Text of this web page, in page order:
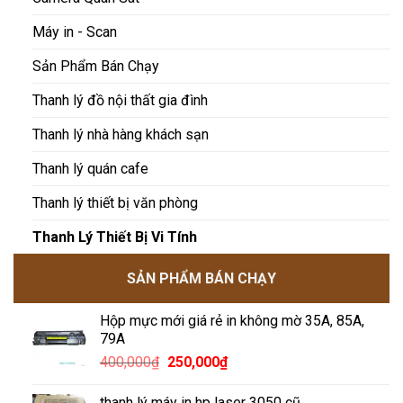
Máy in - Scan
Sản Phẩm Bán Chạy
Thanh lý đồ nội thất gia đình
Thanh lý nhà hàng khách sạn
Thanh lý quán cafe
Thanh lý thiết bị văn phòng
Thanh Lý Thiết Bị Vi Tính
SẢN PHẨM BÁN CHẠY
Hộp mực mới giá rẻ in không mờ 35A, 85A,
79A
400,000₫ Giá
là:
250,000₫Giá
tại